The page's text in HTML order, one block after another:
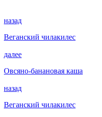
назад
Веганский чилакилес
далее
Овсяно-банановая каша
назад
Веганский чилакилес